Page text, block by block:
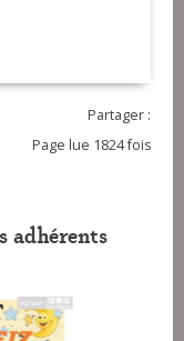
Partager :
Page lue 1824 fois
adhérents